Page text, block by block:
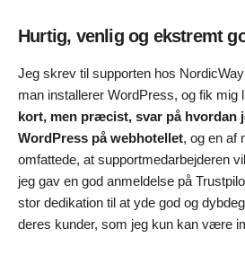
Hurtig, venlig og ekstremt
Jeg skrev til supporten hos
man installerer WordPress, og fik mig
kort, men præcist, svar på hvordan
WordPress på webhotellet, og en af
omfattede, at supportmedarbejderen
jeg gav en god anmeldelse på
stor dedikation til at yde god og
deres kunder, som jeg kun kan være